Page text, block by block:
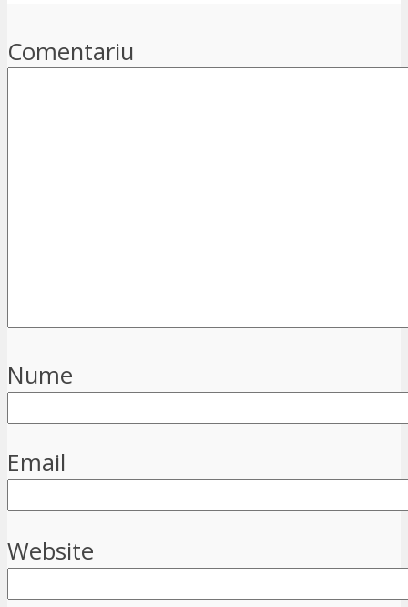
Comentariu
Nume
Email
Website